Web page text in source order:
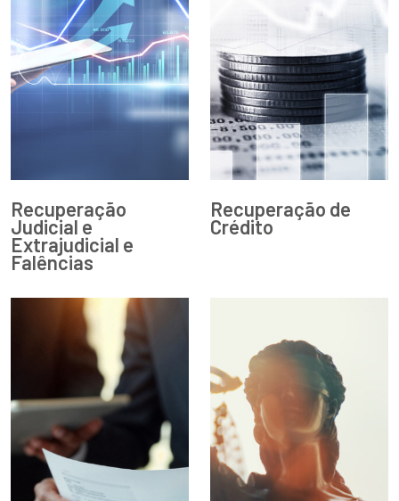
Recuperação
Judicial e
Extrajudicial e
Falências
Recuperação de
Crédito